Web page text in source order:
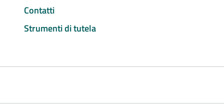
Contatti
Strumenti di tutela